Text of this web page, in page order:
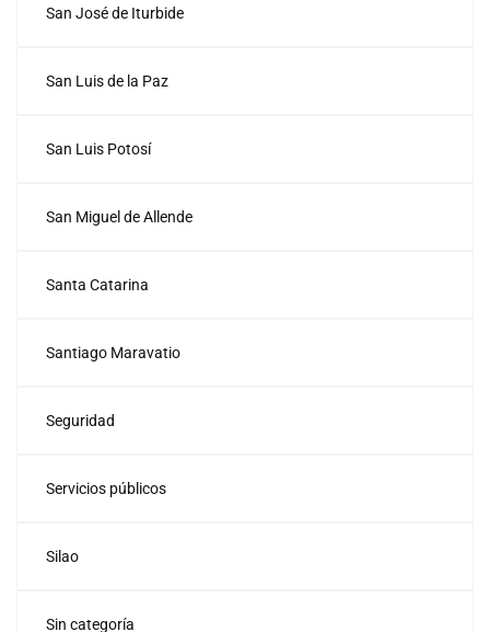
San José de Iturbide
San Luis de la Paz
San Luis Potosí
San Miguel de Allende
Santa Catarina
Santiago Maravatio
Seguridad
Servicios públicos
Silao
Sin categoría